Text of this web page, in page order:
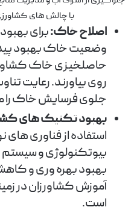
با چالش های
اصلاح خاک:برای
وضعیت خاک بهبود
حاصلخیزی خاک
روی بیاورند. رعایت
جلوی فرسایش خاک را
بهبود تکنیک های
استفاده از فناوری
بیوتکنولوژی و سیستم
بهبود بهره وری و
آموزش کشاورزان در
است.